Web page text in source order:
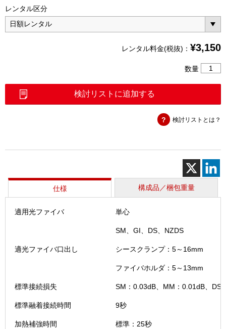
レンタル区分
レンタル料金(税抜)： ¥3,150
数量
続
＋
1）
個
検討リストに追加する
検討リストとは？
仕様 構成品／梱包重量
適用光ファイバ 単心
SM、GI、DS、NZDS
適光ファイバ口出し シースクランプ：5～16mm
ファイバホルダ：5～13mm
標準接続損失 SM：0.03dB、MM：0.01dB、DS
標準融着接続時間 9秒
加熱補強時間 標準：25秒